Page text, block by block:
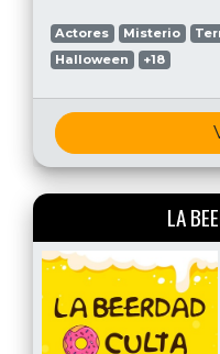
Actores Misterio
Halloween
+18
LA